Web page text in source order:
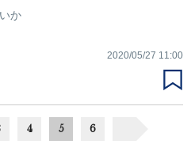
か
2020/05/27 11:00
4 5 6